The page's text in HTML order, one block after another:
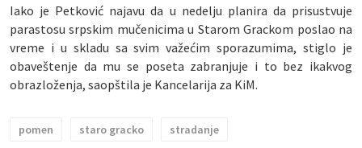
Iako je Petković najavu da u nedelju planira da prisustvuje
parastosu srpskim mučenicima u Starom Grackom poslao na
vreme i u skladu sa svim važećim sporazumima, stiglo je
obaveštenje da mu se poseta zabranjuje i to bez ikakvog
obrazloženja, saopštila je Kancelarija za KiM.
pomen staro gracko stradanje